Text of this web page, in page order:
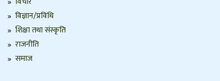
विज्ञान/प्रविधि
शिक्षा तथा संस्कृति
राजनीति
समाज